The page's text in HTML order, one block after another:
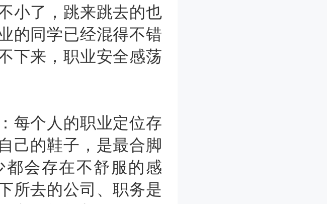
小了，跳来跳去的也
的同学已经混得不错
下来，职业安全感荡
个人的职业定位存
己的鞋子，是最合脚
会存在不舒服的感
所去的公司、职务是